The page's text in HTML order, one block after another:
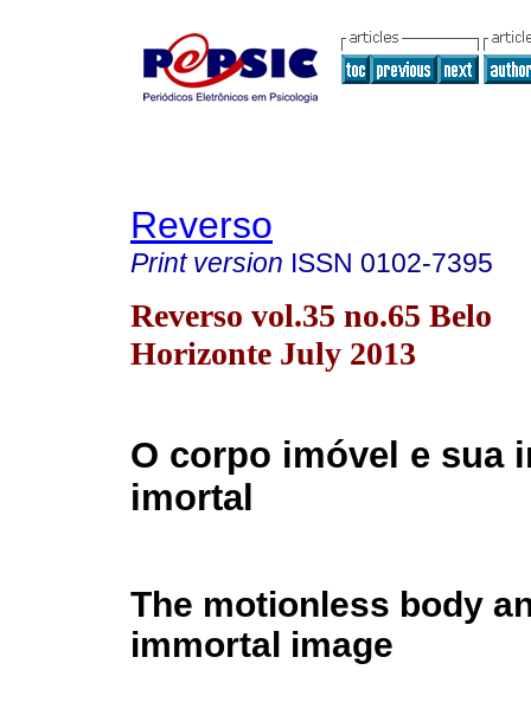
Reverso
Print version ISSN 0102-7395
Reverso vol.35 no.65 Belo
Horizonte July 2013
O corpo imóvel e sua
imortal
The motionless body
immortal image